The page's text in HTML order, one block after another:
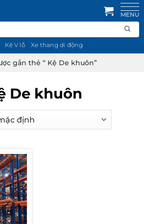
Kệ V lỗ Xe thang di động
gắn thẻ “ Kệ De khuôn”
De khuôn